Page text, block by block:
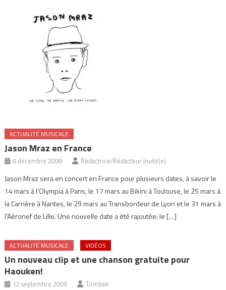
ACTUALITÉ MUSICALE
Jason Mraz en France
8 décembre 2008 Rédactrice/Rédacteur Invité(e)
Jason Mraz sera en concert en France pour plusieurs dates, à savoir le
14 mars à l’Olympia à Paris, le 17 mars au Bikini à Toulouse, le 25 mars à
la Carrière à Nantes, le 29 mars au Transbordeur de Lyon et le 31 mars à
l’Aéronef de Lille. Une nouvelle date a été rajoutée: le […]
ACTUALITÉ MUSICALE VIDÉOS
Un nouveau clip et une chanson gratuite pour
Haouken!
12 septembre 2009 Tombek